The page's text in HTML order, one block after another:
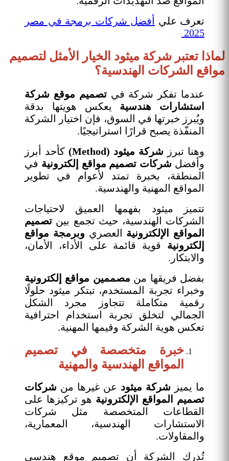
تعرف علي
أفضل شركات برمجة في مصر
2025
لماذا تعتبر شركة ميثود الخيار الأمثل لتصميم
مواقع الشركات الهندسية؟
عندما تفكر شركة في تصميم موقع شركة
استشارات هندسية يعكس هويتها بدقة
ويُبرز خبرتها في السوق، فإن اختيار الشركة
المنفّذة يصبح قرارًا استراتيجيًا.
وهنا تبرز شركة ميثود (Method)
كأحد أبرز
وأفضل شركات تصميم مواقع إلكترونية في
المنطقة، بخبرة تمتد لأعوام في تطوير
المواقع المهنية والهندسية.
تتميز ميثود بفهمها العميق لاحتياجات
الشركات الهندسية، حيث تجمع بين تصميم
المواقع الإلكترونية العصري وبرمجة مواقع
إلكترونية قوية قائمة على الأداء، الأمان،
والابتكار.
بفضل فريقها من مصممين مواقع إلكترونية
وخبراء تجربة المستخدم، تبتكر ميثود حلولًا
رقمية متكاملة تتجاوز مجرد الشكل
الجمالي لتخلق تجربة استخدام احترافية
تعكس هوية الشركة وقيمها المهنية.
خبرة متخصصة في تصميم
المواقع الهندسية والمهنية
ما يميز شركة ميثود عن غيرها من شركات
تصميم المواقع الإلكترونية هو تركيزها على
القطاعات المتخصصة مثل شركات
الاستشارات الهندسية، المعمارية،
والمقاولات.
تُدرك الشركة أن تصميم موقع هندسي